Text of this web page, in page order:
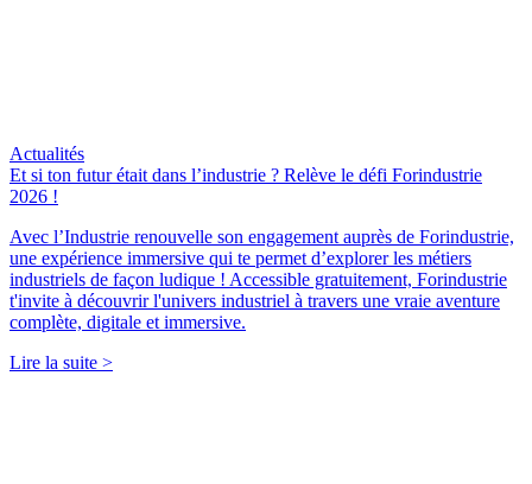
Actualités
Et si ton futur était dans l’industrie ? Relève le défi Forindustrie
2026 !
Avec l’Industrie renouvelle son engagement auprès de Forindustrie,
une expérience immersive qui te permet d’explorer les métiers
industriels de façon ludique ! Accessible gratuitement, Forindustrie
t'invite à découvrir l'univers industriel à travers une vraie aventure
complète, digitale et immersive.
Lire la suite >